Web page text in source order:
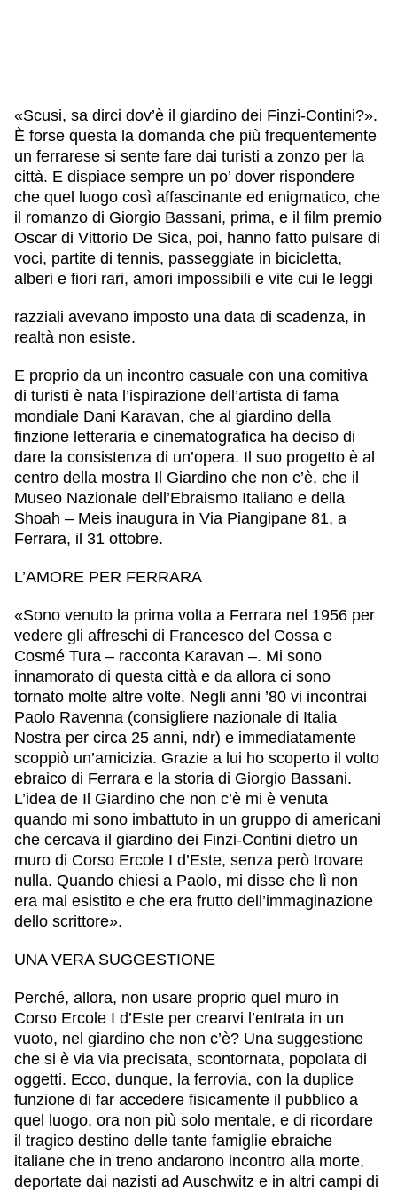
«Scusi, sa dirci dov’è il giardino dei Finzi-Contini?».
È forse questa la domanda che più frequentemente
un ferrarese si sente fare dai turisti a zonzo per la
città. E dispiace sempre un po’ dover rispondere
che quel luogo così affascinante ed enigmatico, che
il romanzo di Giorgio Bassani, prima, e il film premio
Oscar di Vittorio De Sica, poi, hanno fatto pulsare di
voci, partite di tennis, passeggiate in bicicletta,
alberi e fiori rari, amori impossibili e vite cui le leggi
razziali avevano imposto una data di scadenza, in
realtà non esiste.
E proprio da un incontro casuale con una comitiva
di turisti è nata l’ispirazione dell’artista di fama
mondiale Dani Karavan, che al giardino della
finzione letteraria e cinematografica ha deciso di
dare la consistenza di un’opera. Il suo progetto è al
centro della mostra Il Giardino che non c’è, che il
Museo Nazionale dell’Ebraismo Italiano e della
Shoah – Meis inaugura in Via Piangipane 81, a
Ferrara, il 31 ottobre.
L’AMORE PER FERRARA
«Sono venuto la prima volta a Ferrara nel 1956 per
vedere gli affreschi di Francesco del Cossa e
Cosmé Tura – racconta Karavan –. Mi sono
innamorato di questa città e da allora ci sono
tornato molte altre volte. Negli anni ’80 vi incontrai
Paolo Ravenna (consigliere nazionale di Italia
Nostra per circa 25 anni, ndr) e immediatamente
scoppiò un’amicizia. Grazie a lui ho scoperto il volto
ebraico di Ferrara e la storia di Giorgio Bassani.
L’idea de Il Giardino che non c’è mi è venuta
quando mi sono imbattuto in un gruppo di americani
che cercava il giardino dei Finzi-Contini dietro un
muro di Corso Ercole I d’Este, senza però trovare
nulla. Quando chiesi a Paolo, mi disse che lì non
era mai esistito e che era frutto dell’immaginazione
dello scrittore».
UNA VERA SUGGESTIONE
Perché, allora, non usare proprio quel muro in
Corso Ercole I d’Este per crearvi l’entrata in un
vuoto, nel giardino che non c’è? Una suggestione
che si è via via precisata, scontornata, popolata di
oggetti. Ecco, dunque, la ferrovia, con la duplice
funzione di far accedere fisicamente il pubblico a
quel luogo, ora non più solo mentale, e di ricordare
il tragico destino delle tante famiglie ebraiche
italiane che in treno andarono incontro alla morte,
deportate dai nazisti ad Auschwitz e in altri campi di